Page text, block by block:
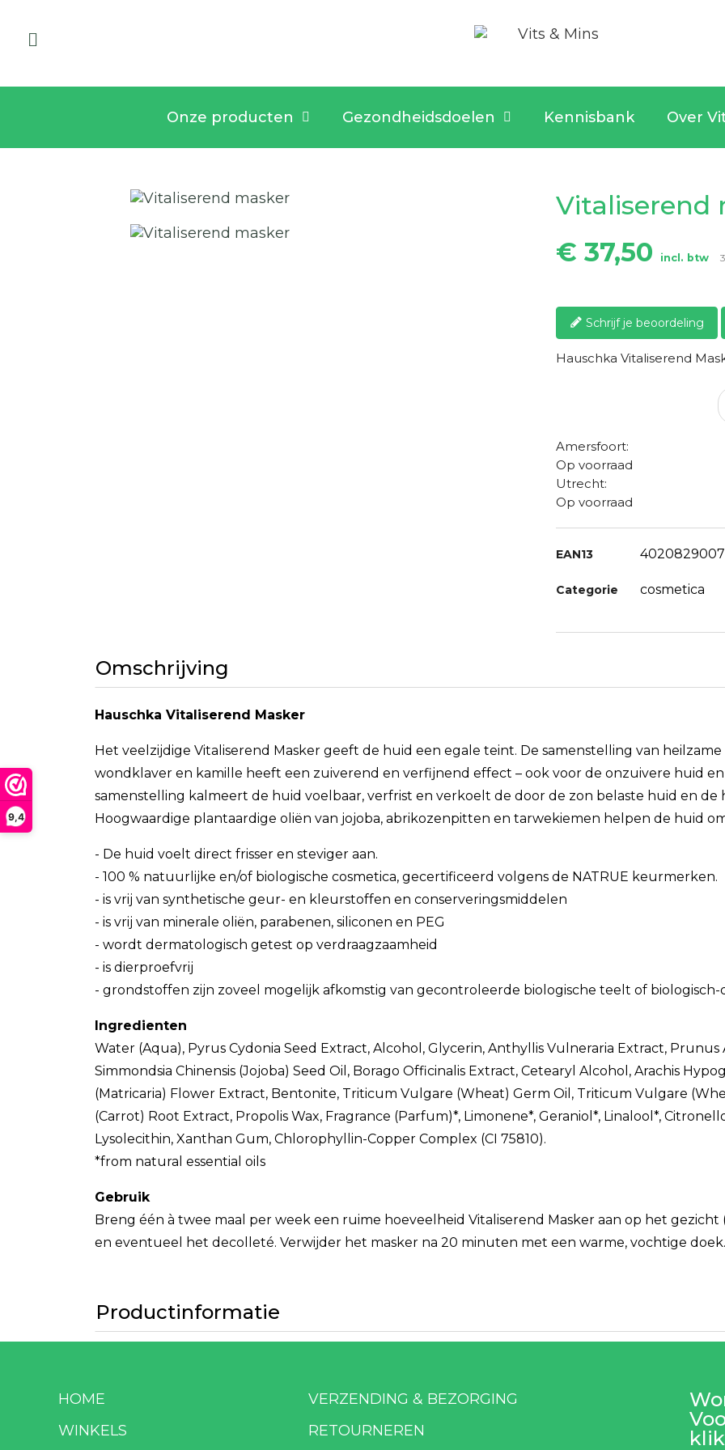
9,4
Onze producten Gezondheidsdoelen Kennisbank Over
Vitaliserend
€ 37,50
incl. btw
Schrijf je beoordeling
Hauschka Vitaliserend
Amersfoort:
Op voorraad
Utrecht:
Op voorraad
EAN13
Categorie cosmetica
Omschrijving
Hauschka Vitaliserend Masker
Het veelzijdige Vitaliserend Masker geeft de huid een egale teint. De samenstelling van
wondklaver en kamille heeft een zuiverend en verfijnend effect – ook voor de onzuivere huid
samenstelling kalmeert de huid voelbaar, verfrist en verkoelt de door de zon belaste huid en de
Hoogwaardige plantaardige oliën van jojoba, abrikozenpitten en tarwekiemen helpen de huid
- De huid voelt direct frisser en steviger aan.
- 100 % natuurlijke en/of biologische cosmetica, gecertificeerd volgens de NATRUE keurmerken.
- is vrij van synthetische geur- en kleurstoffen en conserveringsmiddelen
- is vrij van minerale oliën, parabenen, siliconen en PEG
- wordt dermatologisch getest op verdraagzaamheid
- is dierproefvrij
- grondstoffen zijn zoveel mogelijk afkomstig van gecontroleerde biologische teelt of
Ingredienten
Water (Aqua), Pyrus Cydonia Seed Extract, Alcohol, Glycerin, Anthyllis Vulneraria Extract,
Simmondsia Chinensis (Jojoba) Seed Oil, Borago Officinalis Extract, Cetearyl Alcohol, Arachis
(Matricaria) Flower Extract, Bentonite, Triticum Vulgare (Wheat) Germ Oil, Triticum Vulgare
(Carrot) Root Extract, Propolis Wax, Fragrance (Parfum)*, Limonene*, Geraniol*, Linalool*,
Lysolecithin, Xanthan Gum, Chlorophyllin-Copper Complex (CI 75810).
*from natural essential oils
Gebruik
Breng één à twee maal per week een ruime hoeveelheid Vitaliserend Masker aan op het
en eventueel het decolleté. Verwijder het masker na 20 minuten met een warme, vochtige doek.
Productinformatie
HOME
WINKELS
VERZENDING & BEZORGING
RETOURNEREN